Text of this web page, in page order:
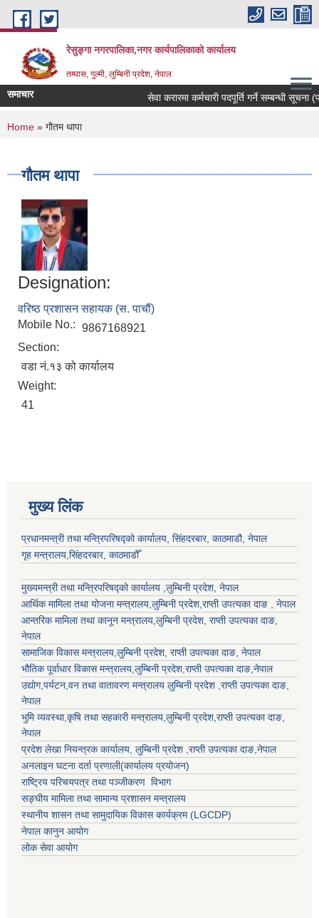
Skip to main content
रेसुङ्गा नगरपालिका,नगर कार्यपालिकाको कार्यालय
तम्घास, गुल्मी, लुम्बिनी प्रदेश, नेपाल
समाचार सेवा करारमा कर्मचारी पदपूर्ति गर्ने सम्बन्धी सूचना
You are here
Home » गौतम थापा
गौतम थापा
Designation:
वरिष्ठ प्रशासन सहायक (स. पाचौं)
Mobile No.: 9867168921
Section:
वडा नं.१३ को कार्यालय
Weight:
41
मुख्य लिंक
प्रधानमन्त्री तथा मन्त्रिपरिषद्को कार्यालय, सिंहदरबार, काठमाडौ, नेपाल
गृह मन्त्रालय,सिंहदरबार, काठमाडौँ
मुख्यमन्त्री तथा मन्त्रिपरिषद्को कार्यालय ,लुम्बिनी प्रदेश, नेपाल
आर्थिक मामिला तथा योजना मन्त्रालय,लुम्बिनी प्रदेश,राप्ती उपत्यका दाङ , नेपाल
आन्तरिक मामिला तथा कानून मन्त्रालय,लुम्बिनी प्रदेश, राप्ती उपत्यका दाङ,
नेपाल
सामाजिक विकास मन्त्रालय,लुम्बिनी प्रदेश, राप्ती उपत्यका दाङ, नेपाल
भौतिक पूर्वाधार विकास मन्त्रालय,लुम्बिनी प्रदेश,राप्ती उपत्यका दाङ,नेपाल
उद्याेग,पर्यटन,वन तथा वातावरण मन्त्रालय लुम्बिनी प्रदेश ,राप्ती उपत्यका दाङ,
नेपाल
भुमि व्यवस्था,कृषि तथा सहकारी मन्त्रालय,लुम्बिनी प्रदेश,राप्ती उपत्यका दाङ,
नेपाल
प्रदेश लेखा नियन्त्रक कार्यालय, लुम्बिनी प्रदेश ,राप्ती उपत्यका दाङ,नेपाल
अनलाइन घटना दर्ता प्रणाली(कार्यालय प्रयोजन)
राष्ट्रिय परिचयपत्र तथा पञ्जीकरण विभाग
सङ्घीय मामिला तथा सामान्य प्रशासन मन्त्रालय
स्थानीय शासन तथा सामुदायिक विकास कार्यक्रम (LGCDP)
नेपाल कानुन आयोग
लोक सेवा आयोग